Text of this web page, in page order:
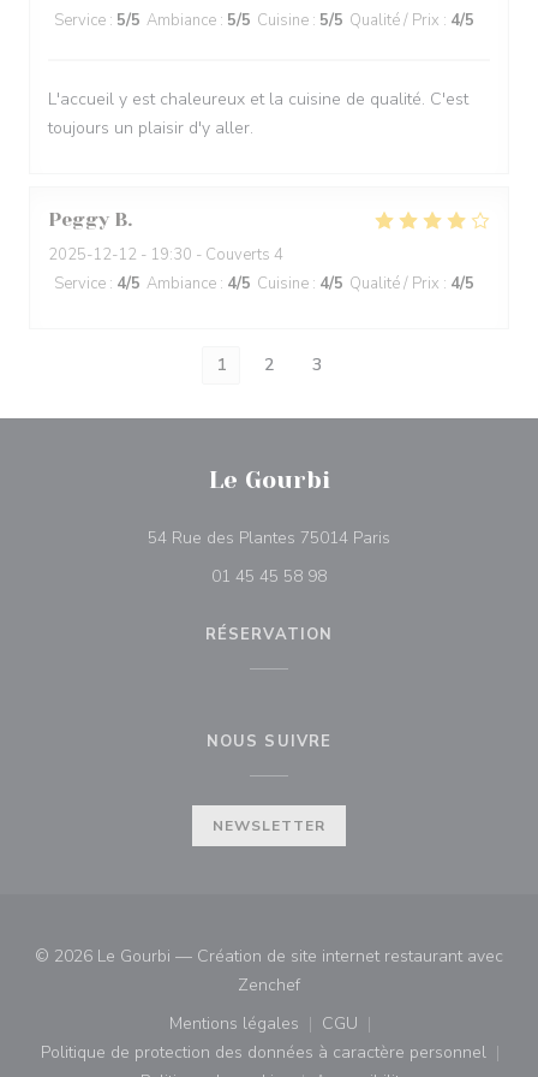
Service : 5/5 Ambiance : 5/5 Cuisine : 5/5 Qualité / Prix : 4/5
L'accueil y est chaleureux et la cuisine de qualité. C'est
toujours un plaisir d'y aller.
Peggy B
2025-12-12 - 19:30 - Couverts 4
Service : 4/5 Ambiance : 4/5 Cuisine : 4/5 Qualité / Prix : 4/5
1 2 3
Le Gourbi
54 Rue des Plantes 75014 Paris
01 45 45 58 98
RÉSERVATION
NOUS SUIVRE
NEWSLETTER
© 2026 Le Gourbi — Création de site internet restaurant avec
Zenchef((ouvre une nouvelle fenêtre))
Mentions légales
((ouvre une nouvelle fenêtre))
CGU
((ouvre une nouvelle
Politique de protection des données à caractère personnel
((ouvre une nouvelle fenêtre))